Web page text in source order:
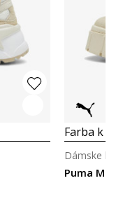
Farba k
Puma
Dámske